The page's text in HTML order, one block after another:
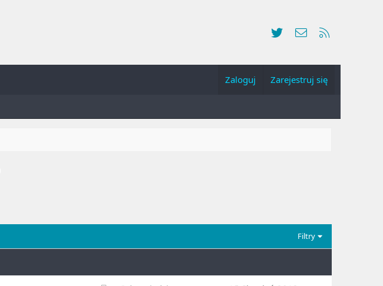
Twitter Kontakt
Zaloguj Zarejestruj się
Filtry